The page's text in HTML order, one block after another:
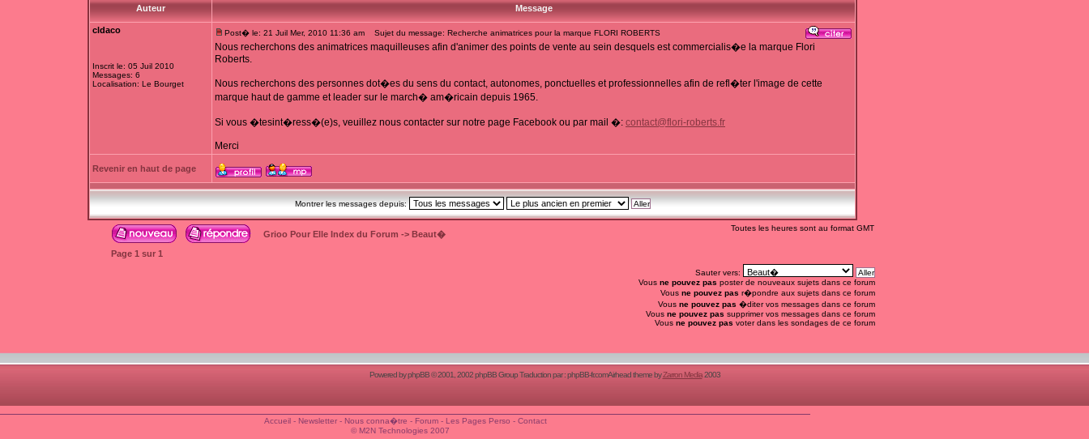
Auteur Message
cldaco
Inscrit le: 05 Juil 2010
Messages: 6
Localisation: Le Bourget
Post� le: 21 Juil Mer, 2010 11:36 am Sujet du message: Recherche animatrices pour la marque FLORI ROBERTS
Nous recherchons des animatrices maquilleuses afin d'animer des points de vente au sein desquels est commercialis�e la marque Flori
Roberts.
Nous recherchons des personnes dot�es du sens du contact, autonomes, ponctuelles et professionnelles afin de refl�ter l'image de cette
marque haut de gamme et leader sur le march� am�ricain depuis 1965.
Si vous �tesint�ress�(e)s, veuillez nous contacter sur notre page Facebook ou par mail �: contact@flori-roberts.fr
Merci
Revenir en haut de page
Montrer les messages depuis:
Grioo Pour Elle Index du Forum -> Beaut�
Toutes les heures sont au format GMT
Page 1 sur 1
Sauter vers:
Vous ne pouvez pas poster de nouveaux sujets dans ce forum
Vous ne pouvez pas r�pondre aux sujets dans ce forum
Vous ne pouvez pas �diter vos messages dans ce forum
Vous ne pouvez pas supprimer vos messages dans ce forum
Vous ne pouvez pas voter dans les sondages de ce forum
Powered byphpBB© 2001, 2002 phpBB Group Traduction par :phpBB-fr.comAirhead theme byZarron Media2003
Accueil- Newsletter- Nous conna�tre - Forum- Les Pages Perso - Contact
© M2N Technologies 2007